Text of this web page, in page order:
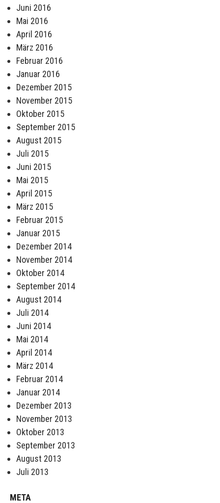
Juni 2016
Mai 2016
April 2016
März 2016
Februar 2016
Januar 2016
Dezember 2015
November 2015
Oktober 2015
September 2015
August 2015
Juli 2015
Juni 2015
Mai 2015
April 2015
März 2015
Februar 2015
Januar 2015
Dezember 2014
November 2014
Oktober 2014
September 2014
August 2014
Juli 2014
Juni 2014
Mai 2014
April 2014
März 2014
Februar 2014
Januar 2014
Dezember 2013
November 2013
Oktober 2013
September 2013
August 2013
Juli 2013
META